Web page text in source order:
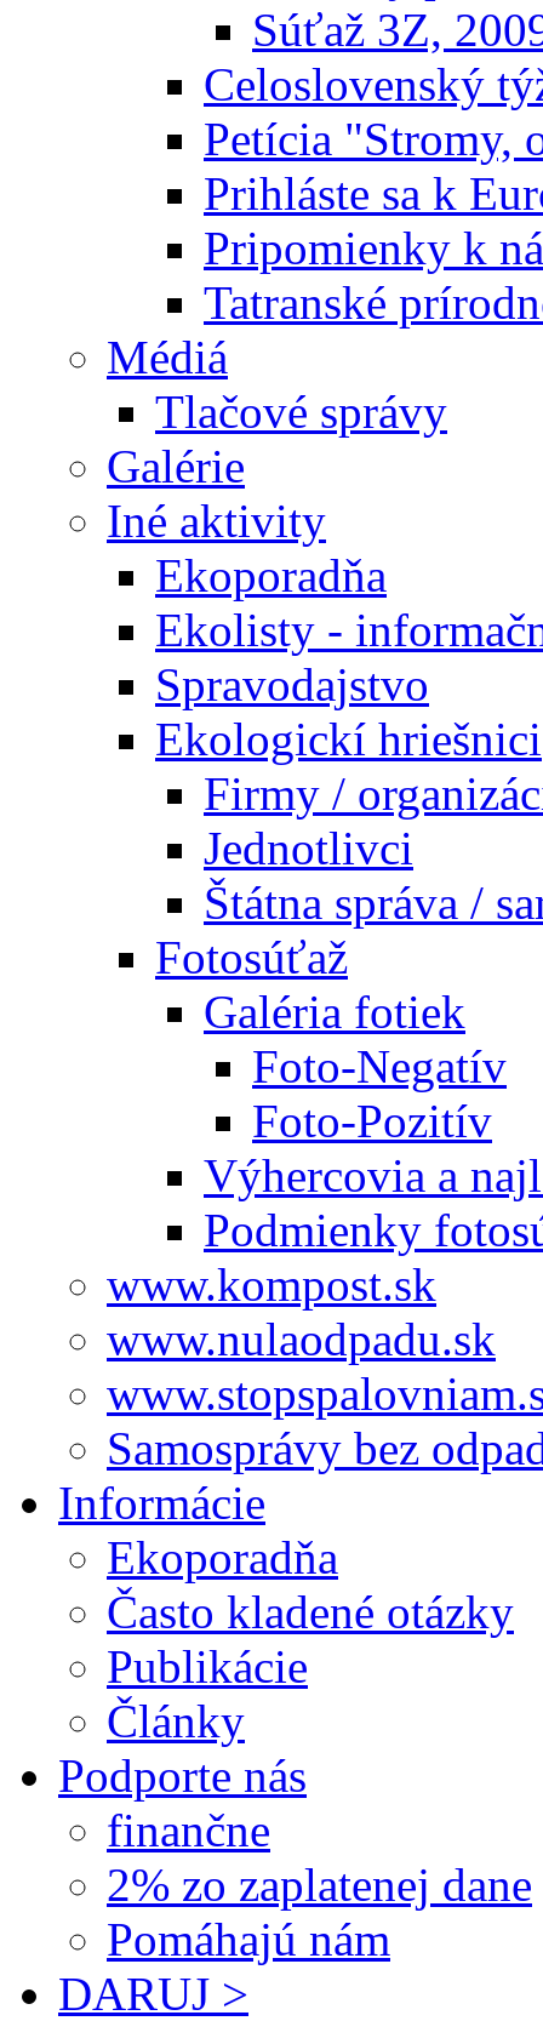
Súťaž 3Z,
Celoslovenský
Petícia "Stromy,
Prihláste sa k
Pripomienky k
Tatranské
Médiá
Tlačové správy
Galérie
Iné aktivity
Ekoporadňa
Ekolisty -
Spravodajstvo
Ekologickí hriešnici
Firmy /
Jednotlivci
Štátna správa /
Fotosúťaž
Galéria fotiek
Foto-Negatív
Foto-Pozitív
Výhercovia a
Podmienky
www.kompost.sk
www.nulaodpadu.sk
Samosprávy bez
Informácie
Ekoporadňa
Často kladené otázky
Publikácie
Články
Podporte nás
finančne
2% zo zaplatenej dane
Pomáhajú nám
DARUJ >